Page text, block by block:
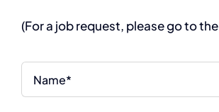
(For a job request, please go to the